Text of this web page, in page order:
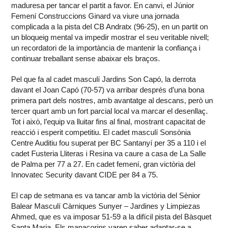
maduresa per tancar el partit a favor. En canvi, el Júnior
Femení Construccions Ginard va viure una jornada
complicada a la pista del CB Andratx (96-25), en un partit on
un bloqueig mental va impedir mostrar el seu veritable nivell;
un recordatori de la importància de mantenir la confiança i
continuar treballant sense abaixar els braços.
Pel que fa al cadet masculí Jardins Son Capó, la derrota
davant el Joan Capó (70-57) va arribar després d’una bona
primera part dels nostres, amb avantatge al descans, però un
tercer quart amb un fort parcial local va marcar el desenllaç.
Tot i això, l’equip va lluitar fins al final, mostrant capacitat de
reacció i esperit competitiu. El cadet masculí Sonsònia
Centre Auditiu fou superat per BC Santanyí per 35 a 110 i el
cadet Fusteria Lliteras i Resina va caure a casa de La Salle
de Palma per 77 a 27. En cadet femení, gran victòria del
Innovatec Security davant CIDE per 84 a 75.
El cap de setmana es va tancar amb la victòria del Sènior
Balear Masculí Càrniques Sunyer – Jardines y Limpiezas
Ahmed, que es va imposar 51-59 a la difícil pista del Bàsquet